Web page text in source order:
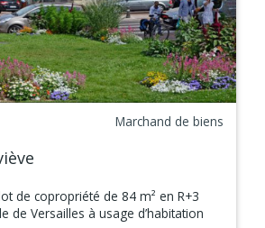
Marchand de biens
de copropriété de 84 m² en R+3
de Versailles à usage d’habitation